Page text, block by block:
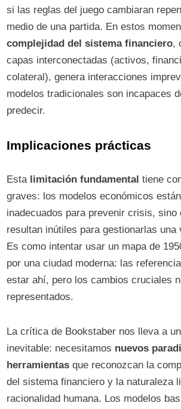
si las reglas del juego cambiaran
medio de una partida. En estos
complejidad del sistema financiero,
capas interconectadas (activos,
colateral), genera interacciones
modelos tradicionales son incapaces
predecir.
Implicaciones prácticas
Esta limitación fundamental tiene
graves: los modelos económicos
inadecuados para prevenir crisis, sino
resultan inútiles para gestionarlas una
Es como intentar usar un mapa de
por una ciudad moderna: las
estar ahí, pero los cambios cruciales
representados.
La crítica de Bookstaber nos lleva a
inevitable: necesitamos nuevos
herramientas que reconozcan la
del sistema financiero y la naturaleza
racionalidad humana. Los modelos